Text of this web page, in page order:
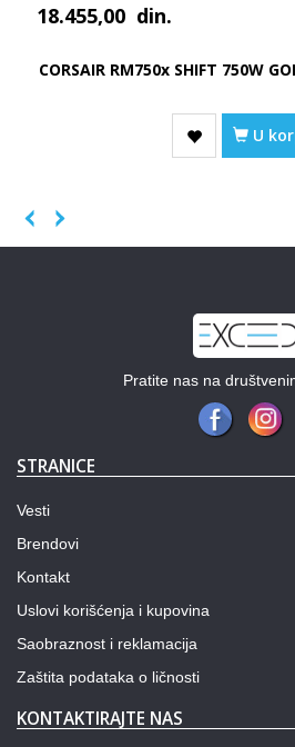
18.455,00 din.
CORSAIR RM750x SHIFT 750W
U
Pratite nas na
STRANICE
Vesti
Brendovi
Kontakt
Uslovi korišćenja i kupovina
Saobraznost i reklamacija
Zaštita podataka o ličnosti
KONTAKTIRAJTE NAS